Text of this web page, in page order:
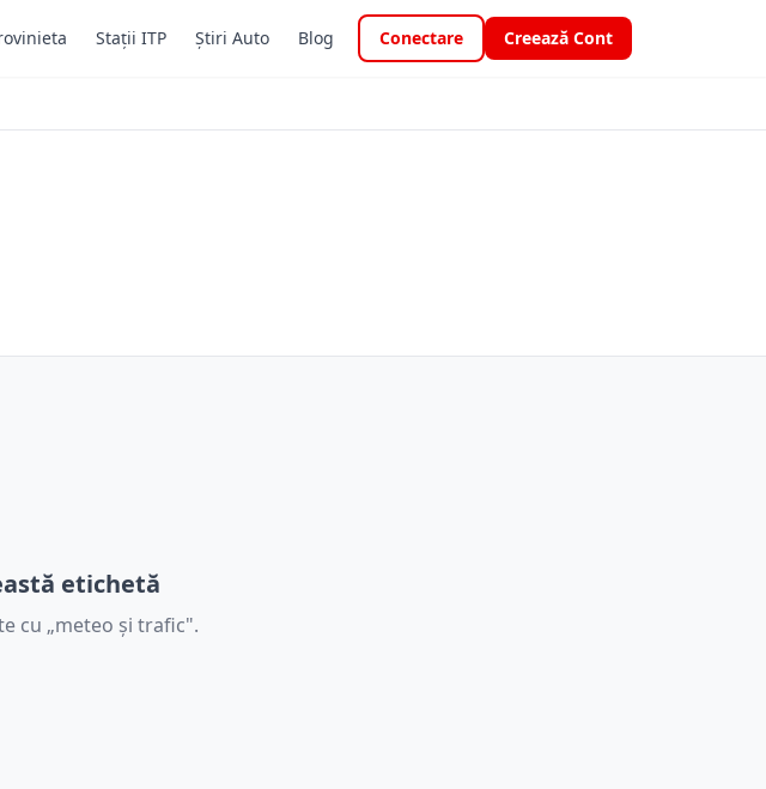
Stații ITP Știri Auto Blog Conectare Creează Cont
etichetă
cu „meteo și trafic".